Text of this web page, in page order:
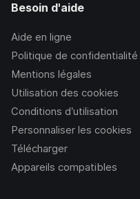
Besoin d'aide
Aide en ligne
Politique de confidentialité
Mentions légales
Utilisation des cookies
Conditions d’utilisation
Personnaliser les cookies
Télécharger
Appareils compatibles